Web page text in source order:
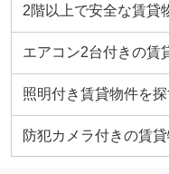
2階以上で安全な賃貸
エアコン2台付きの賃
照明付き賃貸物件を探
防犯カメラ付きの賃